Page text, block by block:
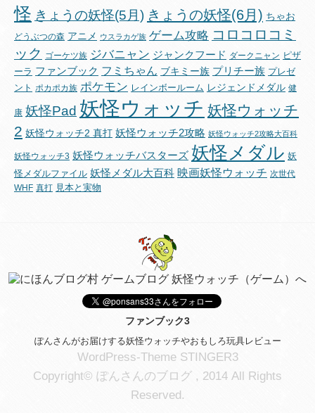
怪 きょうの妖怪(5月) きょうの妖怪(6月) ちゃお
どうぶつの森 アニメ ウスラカゲ族 ゲーム攻略 コロコロコミ
ック ゴーケツ族 ジバニャン ジャンクフード ダークニャン ピザ
ーラ ファンブック フミちゃん ブキミー族 プリチー族 プレゼ
ント ポカポカ族 ポケモン レインボールーム レジェンドメダル 健
康 妖怪Pad 妖怪ウォッチ 妖怪ウォッチ
2 妖怪ウォッチ2 真打 妖怪ウォッチ2攻略 妖怪ウォッチ2攻略大百科
妖怪ウォッチ3 妖怪ウォッチバスターズ 妖怪メダル 妖
怪メダルファイル 妖怪メダル大百科 映画妖怪ウォッチ 次世代
WHF 真打 見本と実物
ファンブック3
ぽんさんがお届けする妖怪ウォッチやおもしろ玩具レビュー
WordPress-Theme STINGER3
Copyright© ぽんさんのブログ , 2014 All Rights
Reserved.